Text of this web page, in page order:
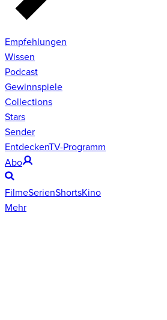
Empfehlungen
Wissen
Podcast
Gewinnspiele
Collections
Stars
Sender
EntdeckenTV-Programm
Abo
FilmeSerienShortsKino
Mehr